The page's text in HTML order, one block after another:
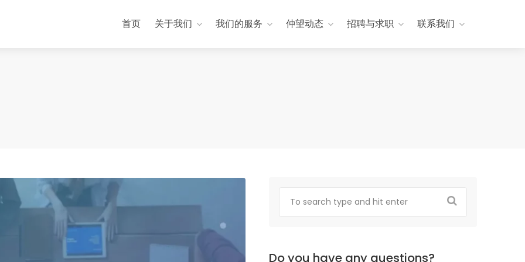
首页 关于我们 我们的服务 仲望动态 招聘与求职 联系我们
Do you have any questions?